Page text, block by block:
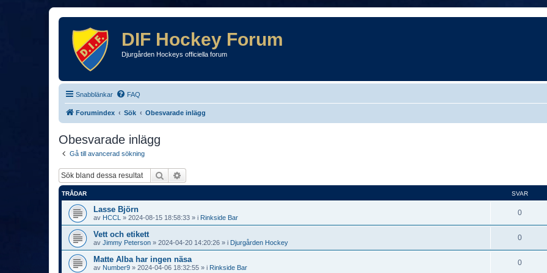
DIF Hockey Forum
Djurgården Hockeys officiella forum
Snabblänkar FAQ
Forumindex Sök Obesvarade inlägg
Obesvarade inlägg
Gå till avancerad sökning
Sök
TRÅDAR SVAR
Lasse Björn
av HCCL » 2024-08-15 18:58:33 » i Rinkside Bar
0
Vett och etikett
av Jimmy Peterson » 2024-04-20 14:20:26 » i Djurgården Hockey
0
Matte Alba har ingen näsa
av Number9 » 2024-04-06 18:32:55 » i Rinkside Bar
0